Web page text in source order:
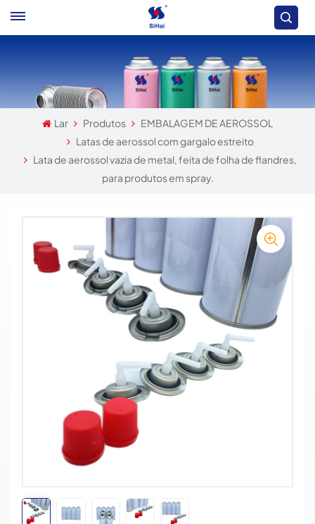
Lar Produtos
EMBALAGEM DE AEROSSOL
Latas de aerossol com gargalo estreito
Lata de aerossol vazia de metal, feita de folha de flandres,
para produtos em spray.